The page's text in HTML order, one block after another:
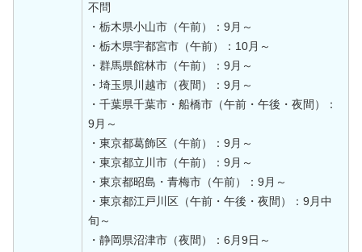
不問
・栃木県小山市（午前）：9月～
・栃木県宇都宮市（午前）：10月～
・群馬県館林市（午前）：9月～
・埼玉県川越市（夜間）：9月～
・千葉県千葉市・船橋市（午前・午後・夜間）：
9月～
・東京都葛飾区（午前）：9月～
・東京都立川市（午前）：9月～
・東京都昭島・青梅市（午前）：9月～
・東京都江戸川区（午前・午後・夜間）：9月中
旬～
・静岡県沼津市（夜間）：6月9日～